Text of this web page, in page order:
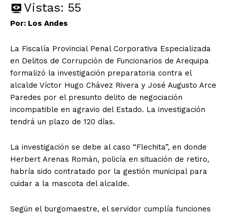
Vistas: 55
Por: Los Andes
La Fiscalía Provincial Penal Corporativa Especializada
en Delitos de Corrupción de Funcionarios de Arequipa
formalizó la investigación preparatoria contra el
alcalde Víctor Hugo Chávez Rivera y José Augusto Arce
Paredes por el presunto delito de negociación
incompatible en agravio del Estado. La investigación
tendrá un plazo de 120 días.
La investigación se debe al caso “Flechita”, en donde
Herbert Arenas Román, policía en situación de retiro,
habría sido contratado por la gestión municipal para
cuidar a la mascota del alcalde.
Según el burgomaestre, el servidor cumplía funciones